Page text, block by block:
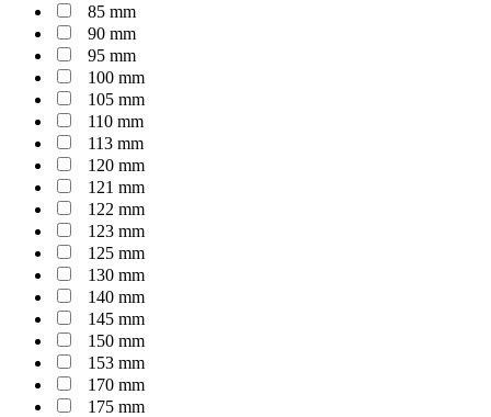
85 mm
90 mm
95 mm
100 mm
105 mm
110 mm
113 mm
120 mm
121 mm
122 mm
123 mm
125 mm
130 mm
140 mm
145 mm
150 mm
153 mm
170 mm
175 mm